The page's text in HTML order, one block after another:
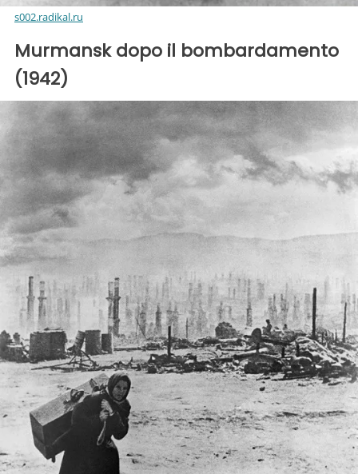
s002.radikal.ru
Murmansk dopo il bombardamento
(1942)